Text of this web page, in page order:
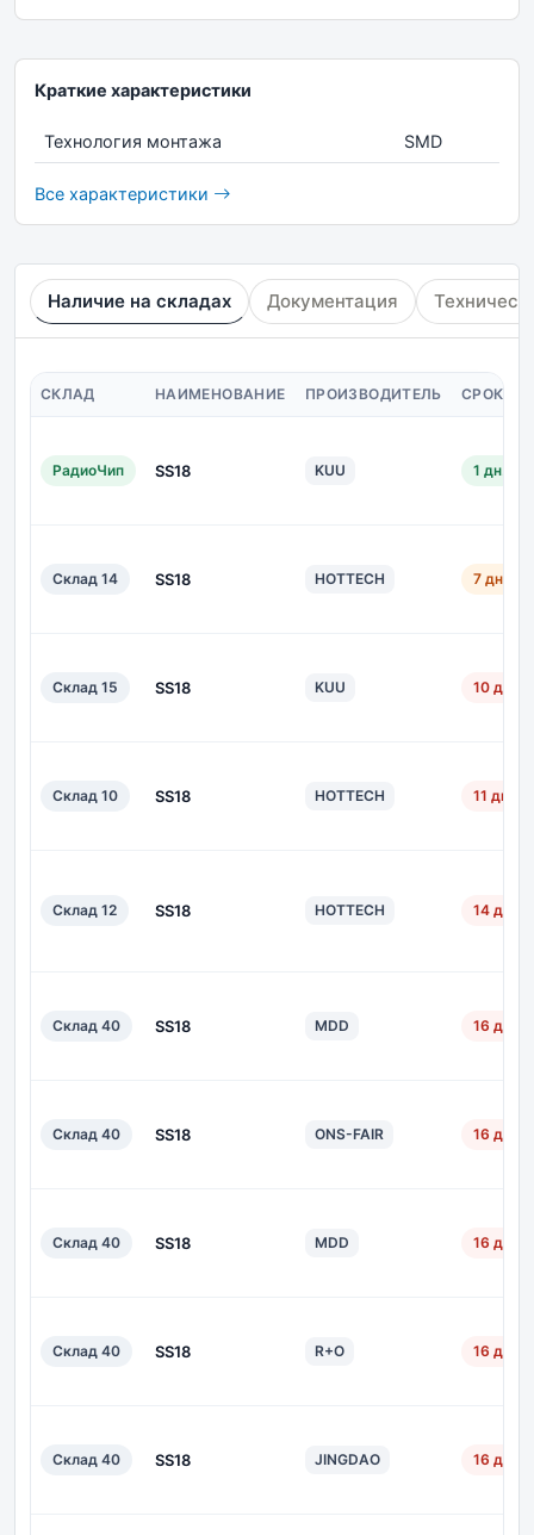
Краткие характеристики
Технология монтажа SMD
Все характеристики
Наличие на складах Документация
СКЛАД НАИМЕНОВАНИЕ ПРОИЗВОДИТЕЛЬ СРОК
РадиоЧип SS18 KUU 1 дн.
Склад 14 SS18 HOTTECH 7 дн.
Склад 15 SS18 KUU 10 дн.
Склад 10 SS18 HOTTECH 11 дн.
Склад 12 SS18 HOTTECH 14 дн.
Склад 40 SS18 MDD 16 дн.
Склад 40 SS18 ONS-FAIR 16 дн.
Склад 40 SS18 MDD 16 дн.
Склад 40 SS18 R+O 16 дн.
Склад 40 SS18 JINGDAO 16 дн.